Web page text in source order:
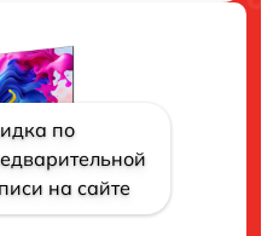
по
на сайте